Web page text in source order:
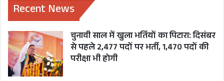
अगले साल होने वाले चुनावों के लिहाज से मप्र से सीएम
शिवराज को आउट कर दलित चेहरे के तौर पर
सत्यनारायण जटिया को संसदीय बोर्ड में लेकर थावरचंद
गहलोत की भरपाई की गई है।
Recent News
चुनावी साल में खुला भर्तियों का पिटारा: दिसंबर
से पहले 2,477 पदों पर भर्ती, 1,470 पदों की
परीक्षा भी होगी